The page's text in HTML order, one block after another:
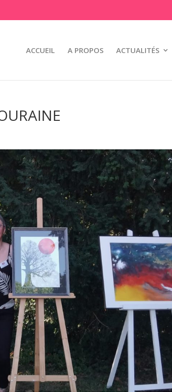
ACCUEIL A PROPOS ACTUALITÉS